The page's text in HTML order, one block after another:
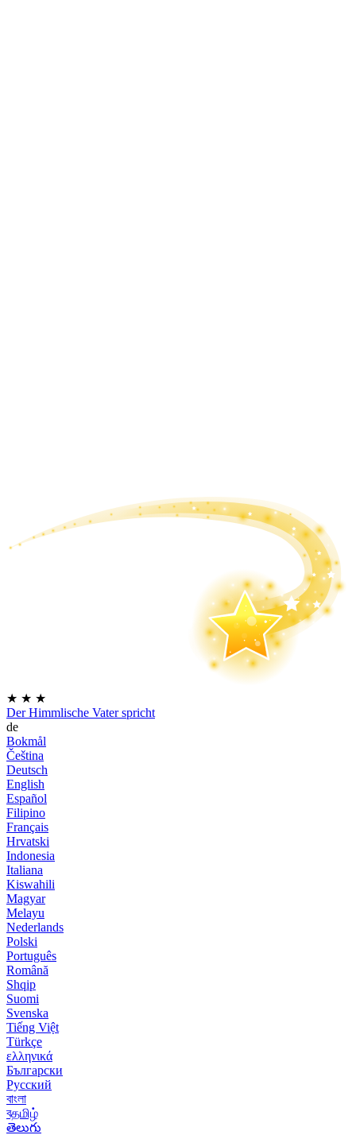
★ ★ ★
Der Himmlische Vater spricht
de
Bokmål
Čeština
Deutsch
English
Español
Filipino
Français
Hrvatski
Indonesia
Italiana
Kiswahili
Magyar
Melayu
Nederlands
Polski
Português
Română
Shqip
Suomi
Svenska
Tiếng Việt
Türkçe
ελληνικά
Български
Русский
বাংলা
বதமிழ்
తెలుగు